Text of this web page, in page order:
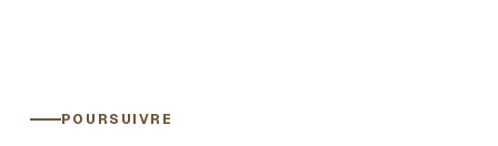
POURSUIVRE